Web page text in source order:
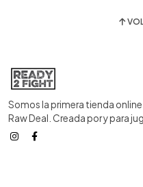
Somos la primera tienda
Raw Deal. Creada por y para